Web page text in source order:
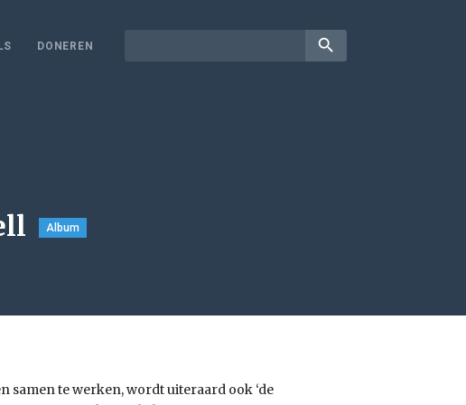
DONEREN search
Album
samen te werken, wordt uiteraard ook ‘de